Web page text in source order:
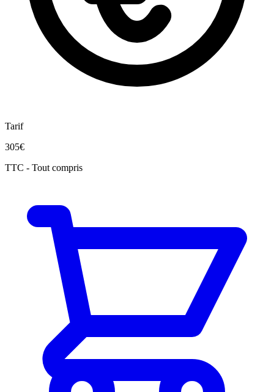
Tarif
305€
TTC - Tout compris